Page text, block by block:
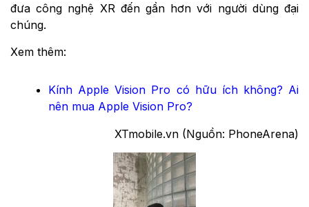
đưa công nghệ XR đến gần hơn với người dùng đại
chúng.
Xem thêm:
Kính Apple Vision Pro có hữu ích không? Ai
nên mua Apple Vision Pro?
XTmobile.vn (Nguồn: PhoneArena)